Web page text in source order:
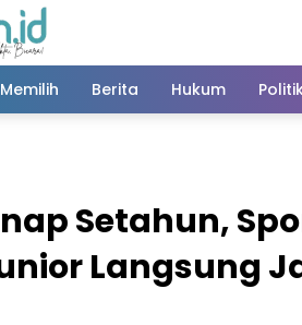
Berita Hukum
Setahun,
Langsung